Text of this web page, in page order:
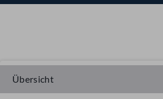
Übersicht